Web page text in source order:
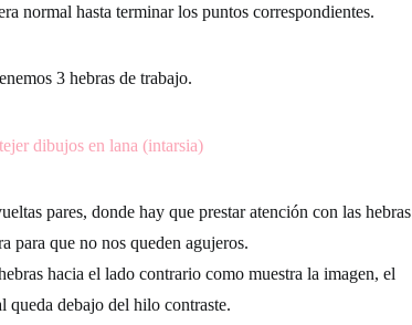
normal hasta terminar los puntos correspondientes.
3 hebras de trabajo.
pares, donde hay que prestar atención con las hebras
para que no nos queden agujeros.
hacia el lado contrario como muestra la imagen, el
queda debajo del hilo contraste.